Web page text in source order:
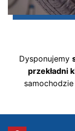
Dysponujemy
przekładni